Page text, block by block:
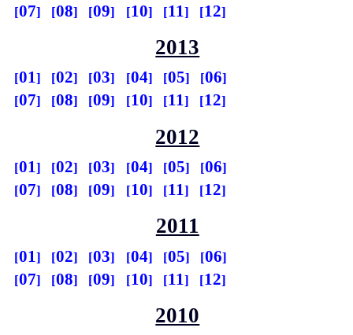
07
08 09 10 11 12
2013
01 02 03 04 05
06
07
08 09 10 11 12
2012
01 02 03 04 05
06
07
08 09 10 11 12
2011
01 02 03 04 05
06
07
08 09 10 11 12
2010